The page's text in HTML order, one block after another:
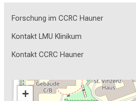
Forschung im CCRC Hauner
Kontakt LMU Klinikum
Kontakt CCRC Hauner
+